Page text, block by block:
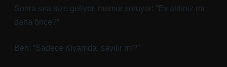
Sonra sıra size geliyor, memur soruyor: “Ev aldınız mı
daha önce?”
Ben: “Sadece rüyamda, sayılır mı?”